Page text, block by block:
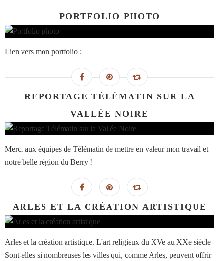
PORTFOLIO PHOTO
Lien vers mon portfolio :
REPORTAGE TÉLÉMATIN SUR LA
VALLÉE NOIRE
Merci aux équipes de Télématin de mettre en valeur mon travail et
notre belle région du Berry !
ARLES ET LA CRÉATION ARTISTIQUE
Arles et la création artistique. L'art religieux du XVe au XXe siècle
Sont-elles si nombreuses les villes qui, comme Arles, peuvent offrir